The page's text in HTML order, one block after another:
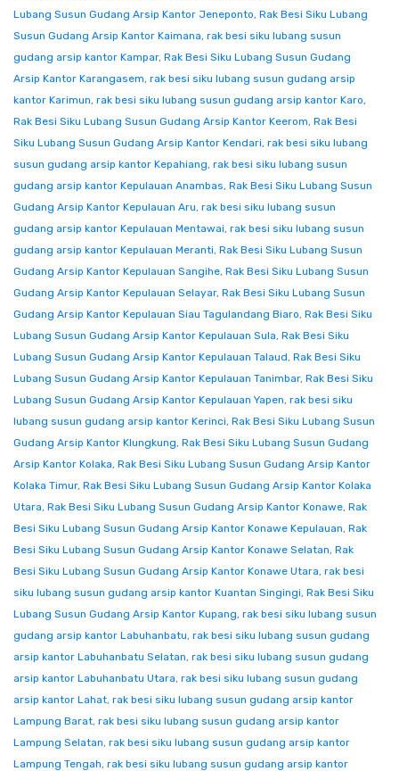
Lubang Susun Gudang Arsip Kantor Jeneponto, Rak Besi Siku Lubang
Susun Gudang Arsip Kantor Kaimana, rak besi siku lubang susun
gudang arsip kantor Kampar, Rak Besi Siku Lubang Susun Gudang
Arsip Kantor Karangasem, rak besi siku lubang susun gudang arsip
kantor Karimun, rak besi siku lubang susun gudang arsip kantor Karo,
Rak Besi Siku Lubang Susun Gudang Arsip Kantor Keerom, Rak Besi
Siku Lubang Susun Gudang Arsip Kantor Kendari, rak besi siku lubang
susun gudang arsip kantor Kepahiang, rak besi siku lubang susun
gudang arsip kantor Kepulauan Anambas, Rak Besi Siku Lubang Susun
Gudang Arsip Kantor Kepulauan Aru, rak besi siku lubang susun
gudang arsip kantor Kepulauan Mentawai, rak besi siku lubang susun
gudang arsip kantor Kepulauan Meranti, Rak Besi Siku Lubang Susun
Gudang Arsip Kantor Kepulauan Sangihe, Rak Besi Siku Lubang Susun
Gudang Arsip Kantor Kepulauan Selayar, Rak Besi Siku Lubang Susun
Gudang Arsip Kantor Kepulauan Siau Tagulandang Biaro, Rak Besi Siku
Lubang Susun Gudang Arsip Kantor Kepulauan Sula, Rak Besi Siku
Lubang Susun Gudang Arsip Kantor Kepulauan Talaud, Rak Besi Siku
Lubang Susun Gudang Arsip Kantor Kepulauan Tanimbar, Rak Besi Siku
Lubang Susun Gudang Arsip Kantor Kepulauan Yapen, rak besi siku
lubang susun gudang arsip kantor Kerinci, Rak Besi Siku Lubang Susun
Gudang Arsip Kantor Klungkung, Rak Besi Siku Lubang Susun Gudang
Arsip Kantor Kolaka, Rak Besi Siku Lubang Susun Gudang Arsip Kantor
Kolaka Timur, Rak Besi Siku Lubang Susun Gudang Arsip Kantor Kolaka
Utara, Rak Besi Siku Lubang Susun Gudang Arsip Kantor Konawe, Rak
Besi Siku Lubang Susun Gudang Arsip Kantor Konawe Kepulauan, Rak
Besi Siku Lubang Susun Gudang Arsip Kantor Konawe Selatan, Rak
Besi Siku Lubang Susun Gudang Arsip Kantor Konawe Utara, rak besi
siku lubang susun gudang arsip kantor Kuantan Singingi, Rak Besi Siku
Lubang Susun Gudang Arsip Kantor Kupang, rak besi siku lubang susun
gudang arsip kantor Labuhanbatu, rak besi siku lubang susun gudang
arsip kantor Labuhanbatu Selatan, rak besi siku lubang susun gudang
arsip kantor Labuhanbatu Utara, rak besi siku lubang susun gudang
arsip kantor Lahat, rak besi siku lubang susun gudang arsip kantor
Lampung Barat, rak besi siku lubang susun gudang arsip kantor
Lampung Selatan, rak besi siku lubang susun gudang arsip kantor
Lampung Tengah, rak besi siku lubang susun gudang arsip kantor